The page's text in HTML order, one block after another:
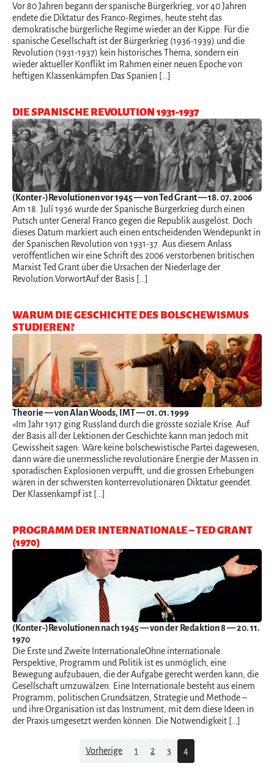
Vor 80 Jahren begann der spanische Bürgerkrieg, vor 40 Jahren
endete die Diktatur des Franco-Regimes, heute steht das
demokratische bürgerliche Regime wieder an der Kippe. Für die
spanische Gesellschaft ist der Bürgerkrieg (1936-1939) und die
Revolution (1931-1937) kein historisches Thema, sondern ein
wieder aktueller Konflikt im Rahmen einer neuen Epoche von
heftigen Klassenkämpfen.Das Spanien […]
DIE SPANISCHE REVOLUTION 1931-1937
(Konter-)Revolutionen vor 1945— von Ted Grant — 18. 07. 2006
Am 18. Juli 1936 wurde der Spanische Bürgerkrieg durch einen
Putsch unter General Franco gegen die Republik ausgelöst. Doch
dieses Datum markiert auch einen entscheidenden Wendepunkt in
der Spanischen Revolution von 1931-37. Aus diesem Anlass
veröffentlichen wir eine Schrift des 2006 verstorbenen britischen
Marxist Ted Grant über die Ursachen der Niederlage der
Revolution.VorwortAuf der Basis […]
WARUM DIE GESCHICHTE DES BOLSCHEWISMUS
STUDIEREN?
Theorie— von Alan Woods, IMT — 01. 01. 1999
«Im Jahr 1917 ging Russland durch die grösste soziale Krise. Auf
der Basis all der Lektionen der Geschichte kann man jedoch mit
Gewissheit sagen: Wäre keine bolschewistische Partei dagewesen,
dann wäre die unermessliche revolutionäre Energie der Massen in
sporadischen Explosionen verpufft, und die grossen Erhebungen
wären in der schwersten konterrevolutionären Diktatur geendet.
Der Klassenkampf ist […]
PROGRAMM DER INTERNATIONALE – TED GRANT
(1970)
(Konter-)Revolutionen nach 1945— von der Redaktion 8 — 20. 11.
1970
Die Erste und Zweite InternationaleOhne internationale
Perspektive, Programm und Politik ist es unmöglich, eine
Bewegung aufzubauen, die der Aufgabe gerecht werden kann, die
Gesellschaft umzuwälzen. Eine Internationale besteht aus einem
Programm, politischen Grundsätzen, Strategie und Methode –
und ihre Organisation ist das Instrument, mit dem diese Ideen in
der Praxis umgesetzt werden können. Die Notwendigkeit […]
Vorherige 1 2 3 4